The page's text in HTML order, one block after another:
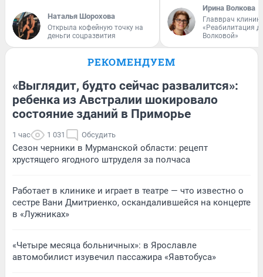
Наталья Шорохова
Открыла кофейную точку на
деньги соцразвития
Ирина Волкова
Главврач
«Реабилитация
Волковой»
РЕКОМЕНДУЕМ
«Выглядит, будто сейчас развалится»:
ребенка из Австралии шокировало
состояние зданий в Приморье
1 час 1 031 Обсудить
Сезон черники в Мурманской области: рецепт
хрустящего ягодного штруделя за полчаса
Работает в клинике и играет в театре — что известно о
сестре Вани Дмитриенко, оскандалившейся на концерте
в «Лужниках»
«Четыре месяца больничных»: в Ярославле
автомобилист изувечил пассажира «Яавтобуса»